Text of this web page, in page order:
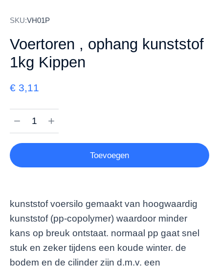
SKU:VH01P
Voertoren , ophang kunststof
1kg Kippen
€ 3,11
Toevoegen
kunststof voersilo gemaakt van hoogwaardig
kunststof (pp-copolymer) waardoor minder
kans op breuk ontstaat. normaal pp gaat snel
stuk en zeker tijdens een koude winter. de
bodem en de cilinder zijn d.m.v. een